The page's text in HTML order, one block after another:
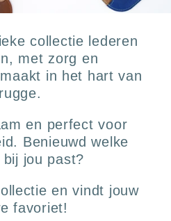
collectie lederen
met zorg en
in het hart van
en perfect voor
Benieuwd welke
bij jou past?
en vindt jouw
favoriet!